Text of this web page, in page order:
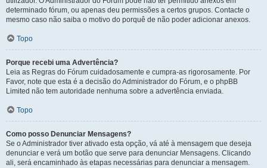
determinado fórum, ou apenas deu permissões a certos grupos. Contacte o
mesmo caso não saiba o motivo do porquê de não poder adicionar anexos.
Topo
Porque recebi uma Advertência?
Leia as Regras do Fórum cuidadosamente e cumpra-as rigorosamente. Por
Favor, note que esta é a decisão do Administrador do Fórum, e o phpBB
Limited não tem autoridade nenhuma sobre a advertência enviada.
Topo
Como posso Denunciar Mensagens?
Se o Administrador tiver ativado esta opção, vá até à mensagem que deseja
denunciar e verá um botão que serve para denunciar Mensagens. Clicando
ali, será encaminhado às etapas necessárias para denunciar a mensagem.